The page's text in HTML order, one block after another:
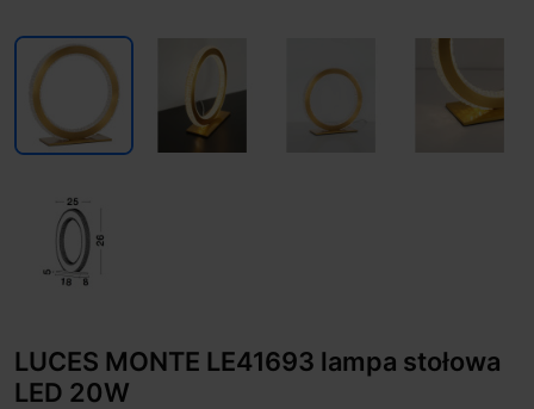
LUCES MONTE LE41693 lampa stołowa
LED 20W